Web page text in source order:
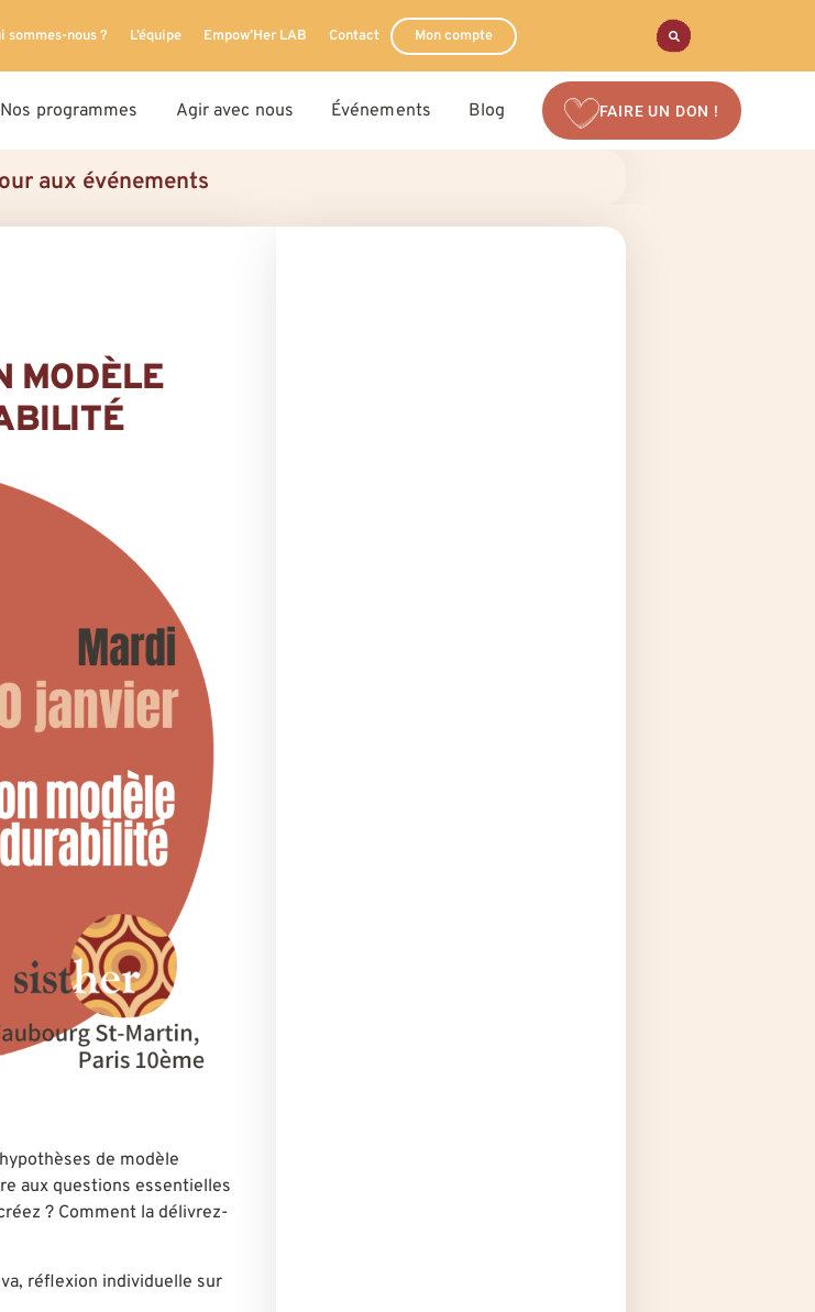
sommes-nous ? L’équipe Empow’Her LAB Contact Mon compte
Nos programmes Agir avec nous Événements Blog FAIRE UN DON !
aux événements
MODÈLE
de modèle
aux questions essentielles
? Comment la délivrez-
réflexion individuelle sur